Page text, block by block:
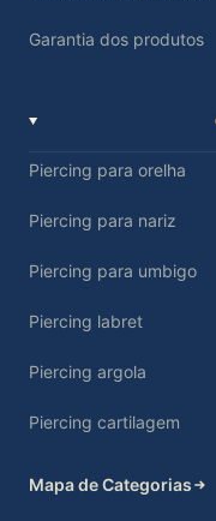
Garantia dos produtos
Piercing para orelha
Piercing para nariz
Piercing para umbigo
Piercing labret
Piercing argola
Piercing cartilagem
Mapa de Categorias